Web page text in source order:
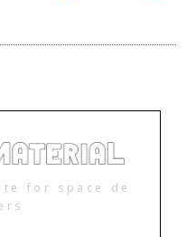
for space de